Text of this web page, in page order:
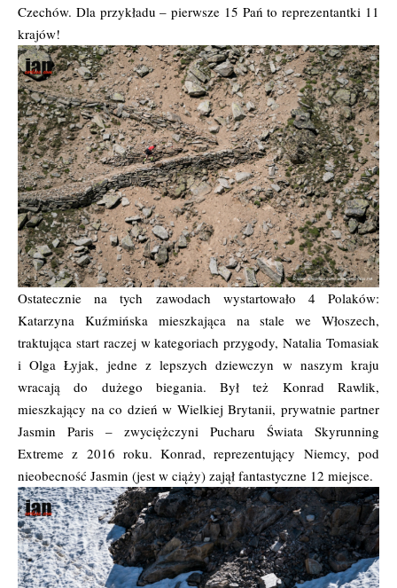
Czechów. Dla przykładu – pierwsze 15 Pań to reprezentantki 11
krajów!
Ostatecznie na tych zawodach wystartowało 4 Polaków:
Katarzyna Kuźmińska mieszkająca na stale we Włoszech,
traktująca start raczej w kategoriach przygody, Natalia Tomasiak
i Olga Łyjak, jedne z lepszych dziewczyn w naszym kraju
wracają do dużego biegania. Był też Konrad Rawlik,
mieszkający na co dzień w Wielkiej Brytanii, prywatnie partner
Jasmin Paris – zwyciężczyni Pucharu Świata Skyrunning
Extreme z 2016 roku. Konrad, reprezentujący Niemcy, pod
nieobecność Jasmin (jest w ciąży) zajął fantastyczne 12 miejsce.